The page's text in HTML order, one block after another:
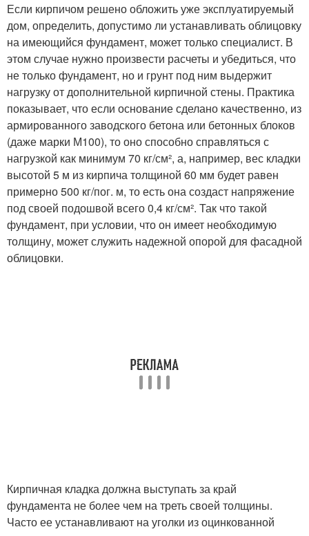
Если кирпичом решено обложить уже эксплуатируемый
дом, определить, допустимо ли устанавливать облицовку
на имеющийся фундамент, может только специалист. В
этом случае нужно произвести расчеты и убедиться, что
не только фундамент, но и грунт под ним выдержит
нагрузку от дополнительной кирпичной стены. Практика
показывает, что если основание сделано качественно, из
армированного заводского бетона или бетонных блоков
(даже марки М100), то оно способно справляться с
нагрузкой как минимум 70 кг/см², а, например, вес кладки
высотой 5 м из кирпича толщиной 60 мм будет равен
примерно 500 кг/пог. м, то есть она создаст напряжение
под своей подошвой всего 0,4 кг/см². Так что такой
фундамент, при условии, что он имеет необходимую
толщину, может служить надежной опорой для фасадной
облицовки.
Кирпичная кладка должна выступать за край
фундамента не более чем на треть своей толщины.
Часто ее устанавливают на уголки из оцинкованной